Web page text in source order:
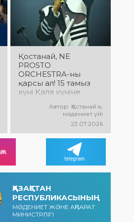
пысықталды
күтеді!
Қостанай, NE
PROSTO
ORCHESTRA-ны
қарсы ал! 15 тамыз
күні Қала күніне
концертте NE
PROSTO ORCHESTRA
өнер көрсетеді!
@ne_prosto_orchestr
Автор: Қостанай қ.
мәдениет үйі
23.07.2026
ҚАЗАҚСТАН
РЕСПУБЛИКАСЫНЫҢ
МӘДЕНИЕТ ЖӘНЕ АҚПАРАТ
МИНИСТРЛІГІ